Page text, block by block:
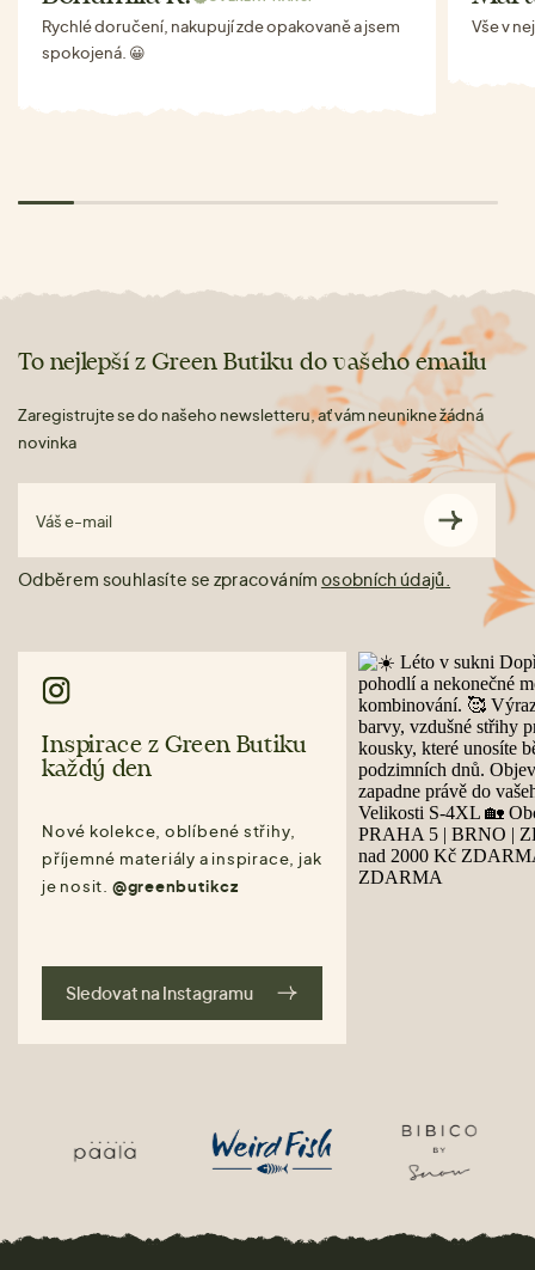
Rychlé doručení, nakupují zde opakovaně a jsem
spokojená. 😀
Vše v
To nejlepší z Green Butiku do vašeho emailu
Zaregistrujte se do našeho newsletteru, ať vám neunikne žádná
novinka
Váš e-mail
Odběrem souhlasíte se zpracováním osobních údajů.
Inspirace z Green Butiku
každý den
Nové kolekce, oblíbené střihy,
příjemné materiály a inspirace, jak
je nosit. @greenbutikcz
Sledovat na Instagramu